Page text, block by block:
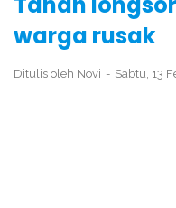
warga rusak
Ditulis oleh Novi Sabtu, 13